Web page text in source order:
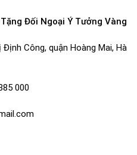
Đối Ngoại Ý Tưởng Vàng
Công, quận Hoàng Mai, Hà
000